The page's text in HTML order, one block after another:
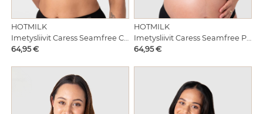
HOTMILK
Imetysliivit Caress Seamfree Cashmere
Hinta
64,95 €
HOTMILK
Imetysliivit Caress Seamfree Petal
Hinta
64,95 €